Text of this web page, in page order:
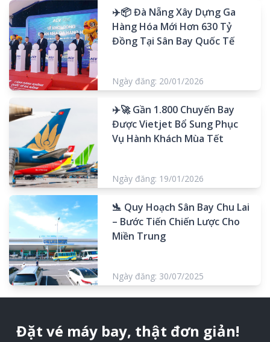
✈️📦 Đà Nẵng Xây Dựng Ga
Hàng Hóa Mới Hơn 630 Tỷ
Đồng Tại Sân Bay Quốc Tế
Ngày đăng: 20/01/2026
✈️🚀 Gần 1.800 Chuyến Bay
Được Vietjet Bổ Sung Phục
Vụ Hành Khách Mùa Tết
Ngày đăng: 19/01/2026
🛬 Quy Hoạch Sân Bay Chu Lai
– Bước Tiến Chiến Lược Cho
Miền Trung
Ngày đăng: 30/07/2025
Đặt vé máy bay, thật đơn giản!